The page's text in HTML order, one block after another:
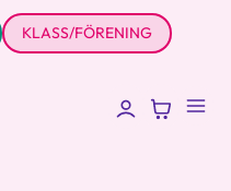
KLASS/FÖRENING